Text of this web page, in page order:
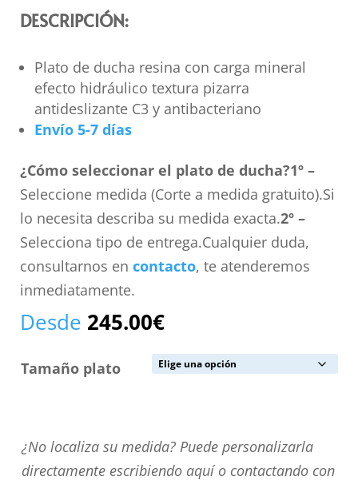
DESCRIPCIÓN:
Plato de ducha resina con carga mineral
efecto hidráulico textura pizarra
antideslizante C3 y antibacteriano
Envío 5-7 días
¿Cómo seleccionar el plato de ducha?1º –
Seleccione medida (Corte a medida gratuito).Si
lo necesita describa su medida exacta.2º –
Selecciona tipo de entrega.Cualquier duda,
consultarnos en contacto, te atenderemos
inmediatamente.
Desde 245.00€
Tamaño plato
¿No
localiza
¿No localiza su medida? Puede personalizarla
directamente escribiendo aquí o contactando con